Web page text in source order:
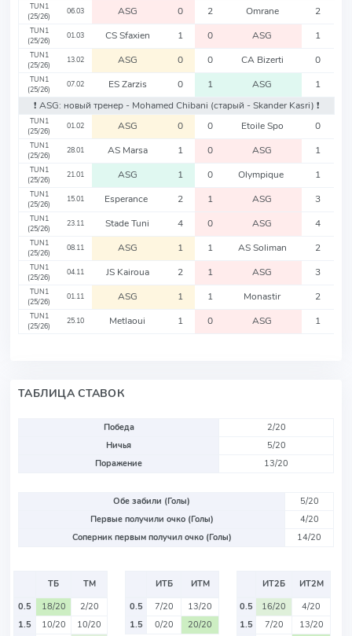
TUN1
(25/26)
06.03 ASG 0 2 Omrane 2
TUN1
(25/26)
01.03 CS Sfaxien 1 0 ASG 1
TUN1
(25/26)
13.02 ASG 0 0 CA Bizerti 0
TUN1
(25/26)
07.02 ES Zarzis 0 1 ASG
1
❗️ ASG: новый тренер - Mohamed Chibani (старый - Skander Kasri) ❗️
TUN1
(25/26)
01.02 ASG 0 0 Etoile Spo 0
TUN1
(25/26)
28.01 AS Marsa 1 0 ASG 1
TUN1
(25/26)
21.01 ASG 1 0 Olympique 1
TUN1
(25/26)
15.01 Esperance 2 1 ASG 3
TUN1
(25/26)
23.11 Stade Tuni 4 0 ASG 4
TUN1
(25/26)
08.11 ASG 1 1 AS Soliman 2
TUN1
(25/26)
04.11 JS Kairoua 2 1 ASG 3
TUN1
(25/26)
01.11 ASG 1 1 Monastir 2
TUN1
(25/26)
25.10 Metlaoui 1 0 ASG 1
ТАБЛИЦА СТАВОК
Победа
2/20
Ничья
5/20
Поражение
13/20
Обе забили (Голы)
5/20
Первые получили очко (Голы)
4/20
Соперник первым получил очко (Голы)
14/20
ТБ
ТМ
0.5
18/20
2/20
1.5
10/20
10/20
ИТБ
ИТМ
0.5
7/20
13/20
1.5
0/20 20/20
ИТ2Б
ИТ2М
0.5
16/20
4/20
1.5
7/20
13/20